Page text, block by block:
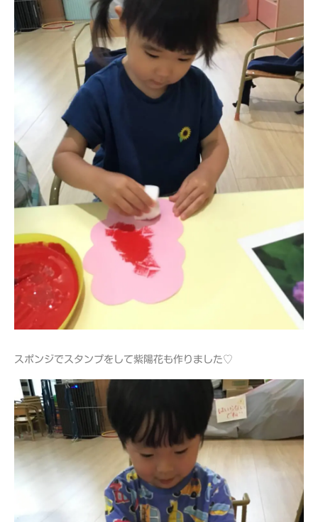
スポンジでスタンプをして紫陽花も作りました♡